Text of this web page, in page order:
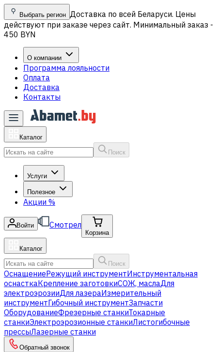
Выбрать регион Доставка по всей Беларуси. Цены
действуют при заказе через сайт. Минимальный заказ -
450 BYN
О компании
Программа лояльности
Оплата
Доставка
Контакты
Каталог
Поиск
Услуги
Полезное
Акции %
Войти Смотрел
Корзина
Каталог
Поиск
ОснащениеРежущий инструментИнструментальная
оснасткаКрепление заготовкиСОЖ, маслаДля
электроэрозииДля лазераИзмерительный
инструментГибочный инструментЗапчасти
ОборудованиеФрезерные станкиТокарные
станкиЭлектроэрозионные станкиЛистогибочные
прессыЛазерные станки
Обратный звонок